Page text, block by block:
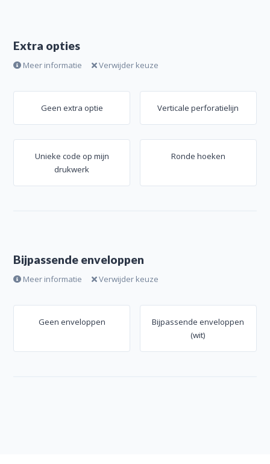
Extra opties
Meer informatie Verwijder keuze
Geen extra optie Verticale perforatielijn
Unieke code op mijn
drukwerk
Ronde hoeken
Bijpassende enveloppen
Meer informatie Verwijder keuze
Geen enveloppen
Bijpassende enveloppen
(wit)